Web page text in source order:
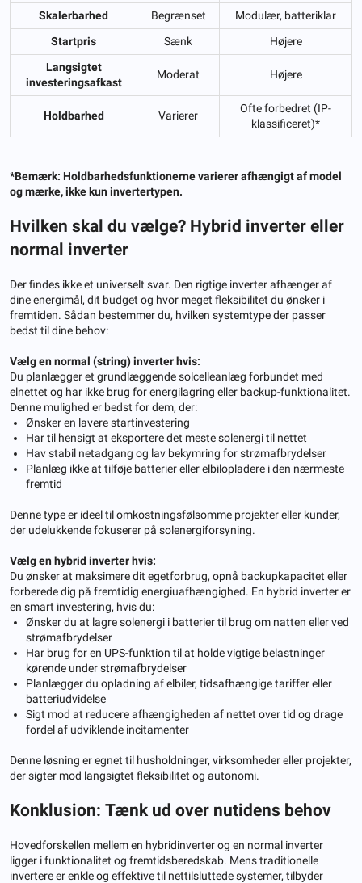
Skalerbarhed
Begrænset
Modulær, batteriklar
Startpris
Sænk
Højere
Langsigtet
investeringsafkast
Moderat Højere
Holdbarhed Varierer
Ofte forbedret (IP-
klassificeret)*
*Bemærk: Holdbarhedsfunktionerne varierer afhængigt af model
og mærke, ikke kun invertertypen.
Hvilken skal du vælge? Hybrid inverter eller
normal inverter
Der findes ikke et universelt svar. Den rigtige inverter afhænger af
dine energimål, dit budget og hvor meget fleksibilitet du ønsker i
fremtiden. Sådan bestemmer du, hvilken systemtype der passer
bedst til dine behov:
Vælg en normal (string) inverter hvis:
Du planlægger et grundlæggende solcelleanlæg forbundet med
elnettet og har ikke brug for energilagring eller backup-funktionalitet.
Denne mulighed er bedst for dem, der:
Ønsker en lavere startinvestering
Har til hensigt at eksportere det meste solenergi til nettet
Hav stabil netadgang og lav bekymring for strømafbrydelser
Planlæg ikke at tilføje batterier eller elbilopladere i den nærmeste
fremtid
Denne type er ideel til omkostningsfølsomme projekter eller kunder,
der udelukkende fokuserer på solenergiforsyning.
Vælg en hybrid inverter hvis:
Du ønsker at maksimere dit egetforbrug, opnå backupkapacitet eller
forberede dig på fremtidig energiuafhængighed. En hybrid inverter er
en smart investering, hvis du:
Ønsker du at lagre solenergi i batterier til brug om natten eller ved
strømafbrydelser
Har brug for en UPS-funktion til at holde vigtige belastninger
kørende under strømafbrydelser
Planlægger du opladning af elbiler, tidsafhængige tariffer eller
batteriudvidelse
Sigt mod at reducere afhængigheden af ​​nettet over tid og drage
fordel af udviklende incitamenter
Denne løsning er egnet til husholdninger, virksomheder eller projekter,
der sigter mod langsigtet fleksibilitet og autonomi.
Konklusion: Tænk ud over nutidens behov
Hovedforskellen mellem en hybridinverter og en normal inverter
ligger i funktionalitet og fremtidsberedskab. Mens traditionelle
invertere er enkle og effektive til nettilsluttede systemer, tilbyder